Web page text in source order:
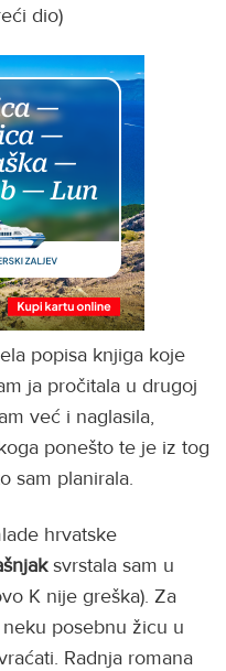
dio)
popisa knjiga koje
ja pročitala u drugoj
već i naglasila,
ponešto te je iz tog
sam planirala.
hrvatske
svrstala sam u
K nije greška). Za
posebnu žicu u
Radnja romana